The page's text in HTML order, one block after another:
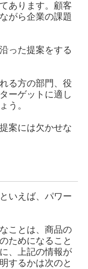
あります。顧客
がら企業の課題
った提案をする
る方の部門、役
ーゲットに適し
う。
案には欠かせな
いえば、パワー
ことは、商品の
ためになること
、上記の情報が
するかは次のと